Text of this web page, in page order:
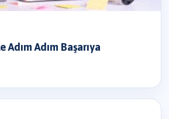
Adım Adım Başarıya